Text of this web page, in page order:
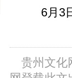
6月3日
贵州文化